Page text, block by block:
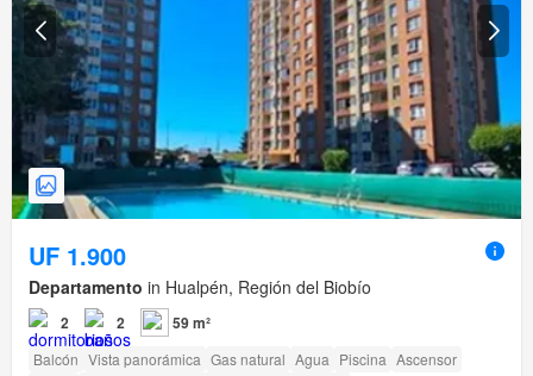
UF 1.900
Departamento in Hualpén, Región del Biobío
2 2 59 m²
Balcón Vista panorámica Gas natural Agua Piscina Ascensor